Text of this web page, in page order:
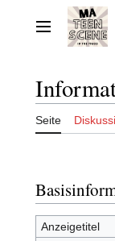
springenHauptmenü
Seite
Anzeigetitel